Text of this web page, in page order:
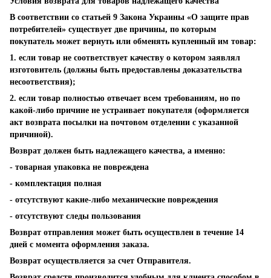
В соответствии со статьей 9 Закона Украины «О защите прав
потребителей» существует две причины, по которым
покупатель может вернуть или обменять купленный им товар:
1. если товар не соответствует качеству о котором заявлял
изготовитель (должны быть предоставлены доказательства
несоответствия);
2. если товар полностью отвечает всем требованиям, но по
какой-либо причине не устраивает покупателя (оформляется
акт возврата посылки на почтовом отделении с указанной
причиной).
Возврат должен быть надлежащего качества, а именно:
- товарная упаковка не повреждена
- комплектация полная
- отсутствуют какие-либо механические повреждения
- отсутствуют следы пользования
Возврат отправления может быть осуществлен в течение 14
дней с момента оформления заказа.
Возврат осуществляется за счет Отправителя.